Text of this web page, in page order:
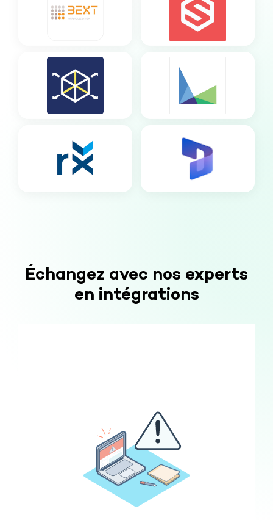
Échangez avec nos experts
en intégrations